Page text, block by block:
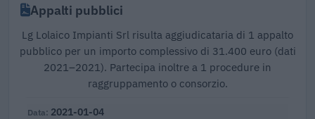
Appalti pubblici
Lg Lolaico Impianti Srl risulta aggiudicataria di 1 appalto
pubblico per un importo complessivo di 31.400 euro (dati
2021–2021). Partecipa inoltre a 1 procedure in
raggruppamento o consorzio.
2021-01-04